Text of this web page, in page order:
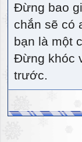
Đừng bao
chắn sẽ có
bạn là một
Đừng khóc
trước.